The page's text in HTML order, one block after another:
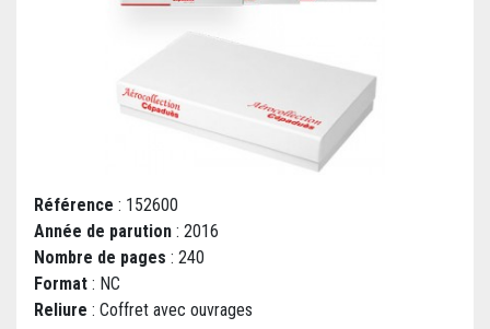
Référence : 152600
Année de parution : 2016
Nombre de pages : 240
Format : NC
Reliure : Coffret avec ouvrages